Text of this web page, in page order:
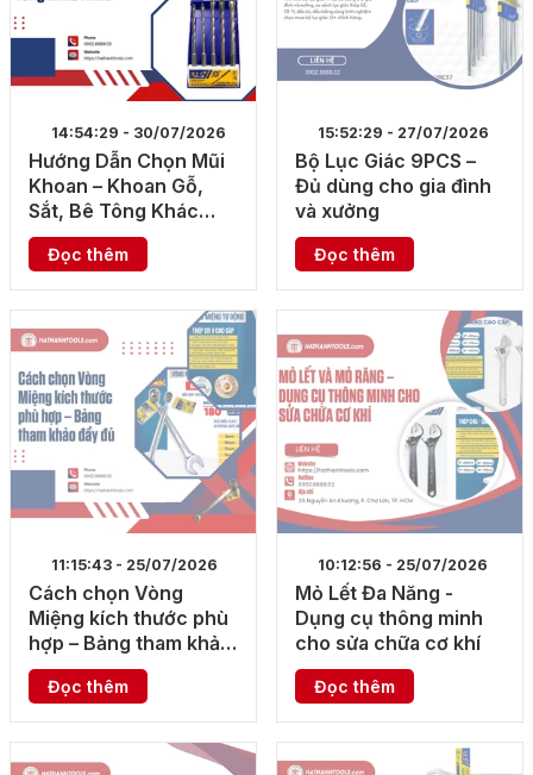
14:54:29 - 30/07/2026
Hướng Dẫn Chọn Mũi
Khoan – Khoan Gỗ,
Sắt, Bê Tông Khác
Nhau
Đọc thêm
15:52:29 - 27/07/2026
Bộ Lục Giác 9PCS –
Đủ dùng cho gia đình
và xưởng
Đọc thêm
11:15:43 - 25/07/2026
Cách chọn Vòng
Miệng kích thước phù
hợp – Bảng tham khảo
đầy đủ
Đọc thêm
10:12:56 - 25/07/2026
Mỏ Lết Đa Năng -
Dụng cụ thông minh
cho sửa chữa cơ khí
Đọc thêm